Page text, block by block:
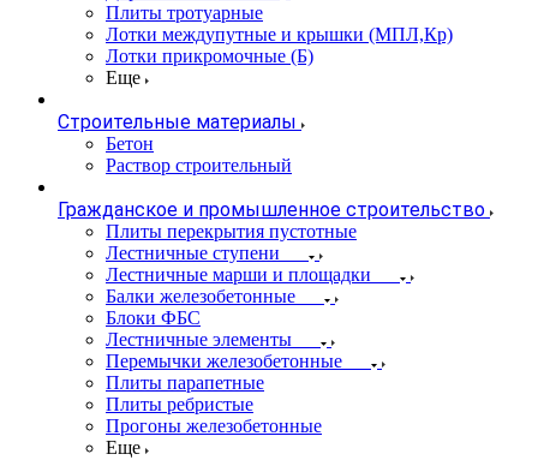
Плиты тротуарные
Лотки междупутные и крышки (МПЛ,Кр)
Лотки прикромочные (Б)
Еще
Строительные материалы
Бетон
Раствор строительный
Гражданское и промышленное строительство
Плиты перекрытия пустотные
Лестничные ступени
Лестничные марши и площадки
Балки железобетонные
Блоки ФБС
Лестничные элементы
Перемычки железобетонные
Плиты парапетные
Плиты ребристые
Прогоны железобетонные
Еще